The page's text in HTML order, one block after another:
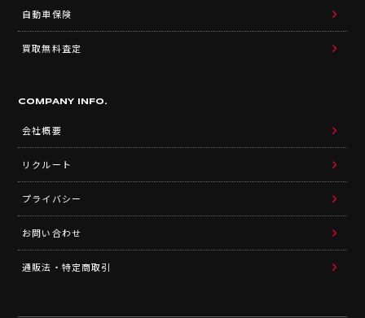
自動車保険
買取無料査定
COMPANY INFO.
会社概要
リクルート
プライバシー
お問い合わせ
通販法・特定商取引